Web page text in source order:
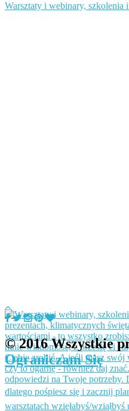
Warsztaty i webinary, szkolenia
© 2016 Wszystkie
Ograniczam Się